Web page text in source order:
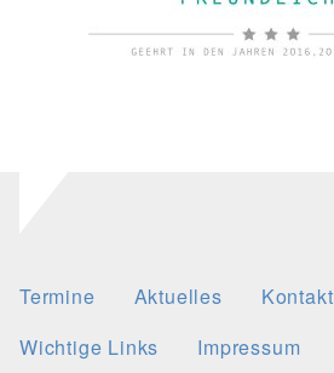
Termine Aktuelles Kontakt
Wichtige Links
Impressum